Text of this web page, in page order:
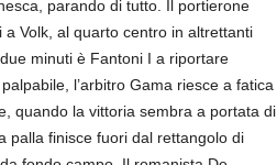
parando di tutto. Il portierone
Volk, al quarto centro in altrettanti
minuti è Fantoni I a riportare
l’arbitro Gama riesce a fatica
quando la vittoria sembra a portata di
palla finisce fuori dal rettangolo di